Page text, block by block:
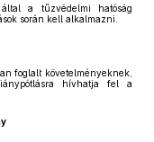
a tűzvédelmi hatóság
során kell alkalmazni.
foglalt követelményeknek,
hívhatja fel a